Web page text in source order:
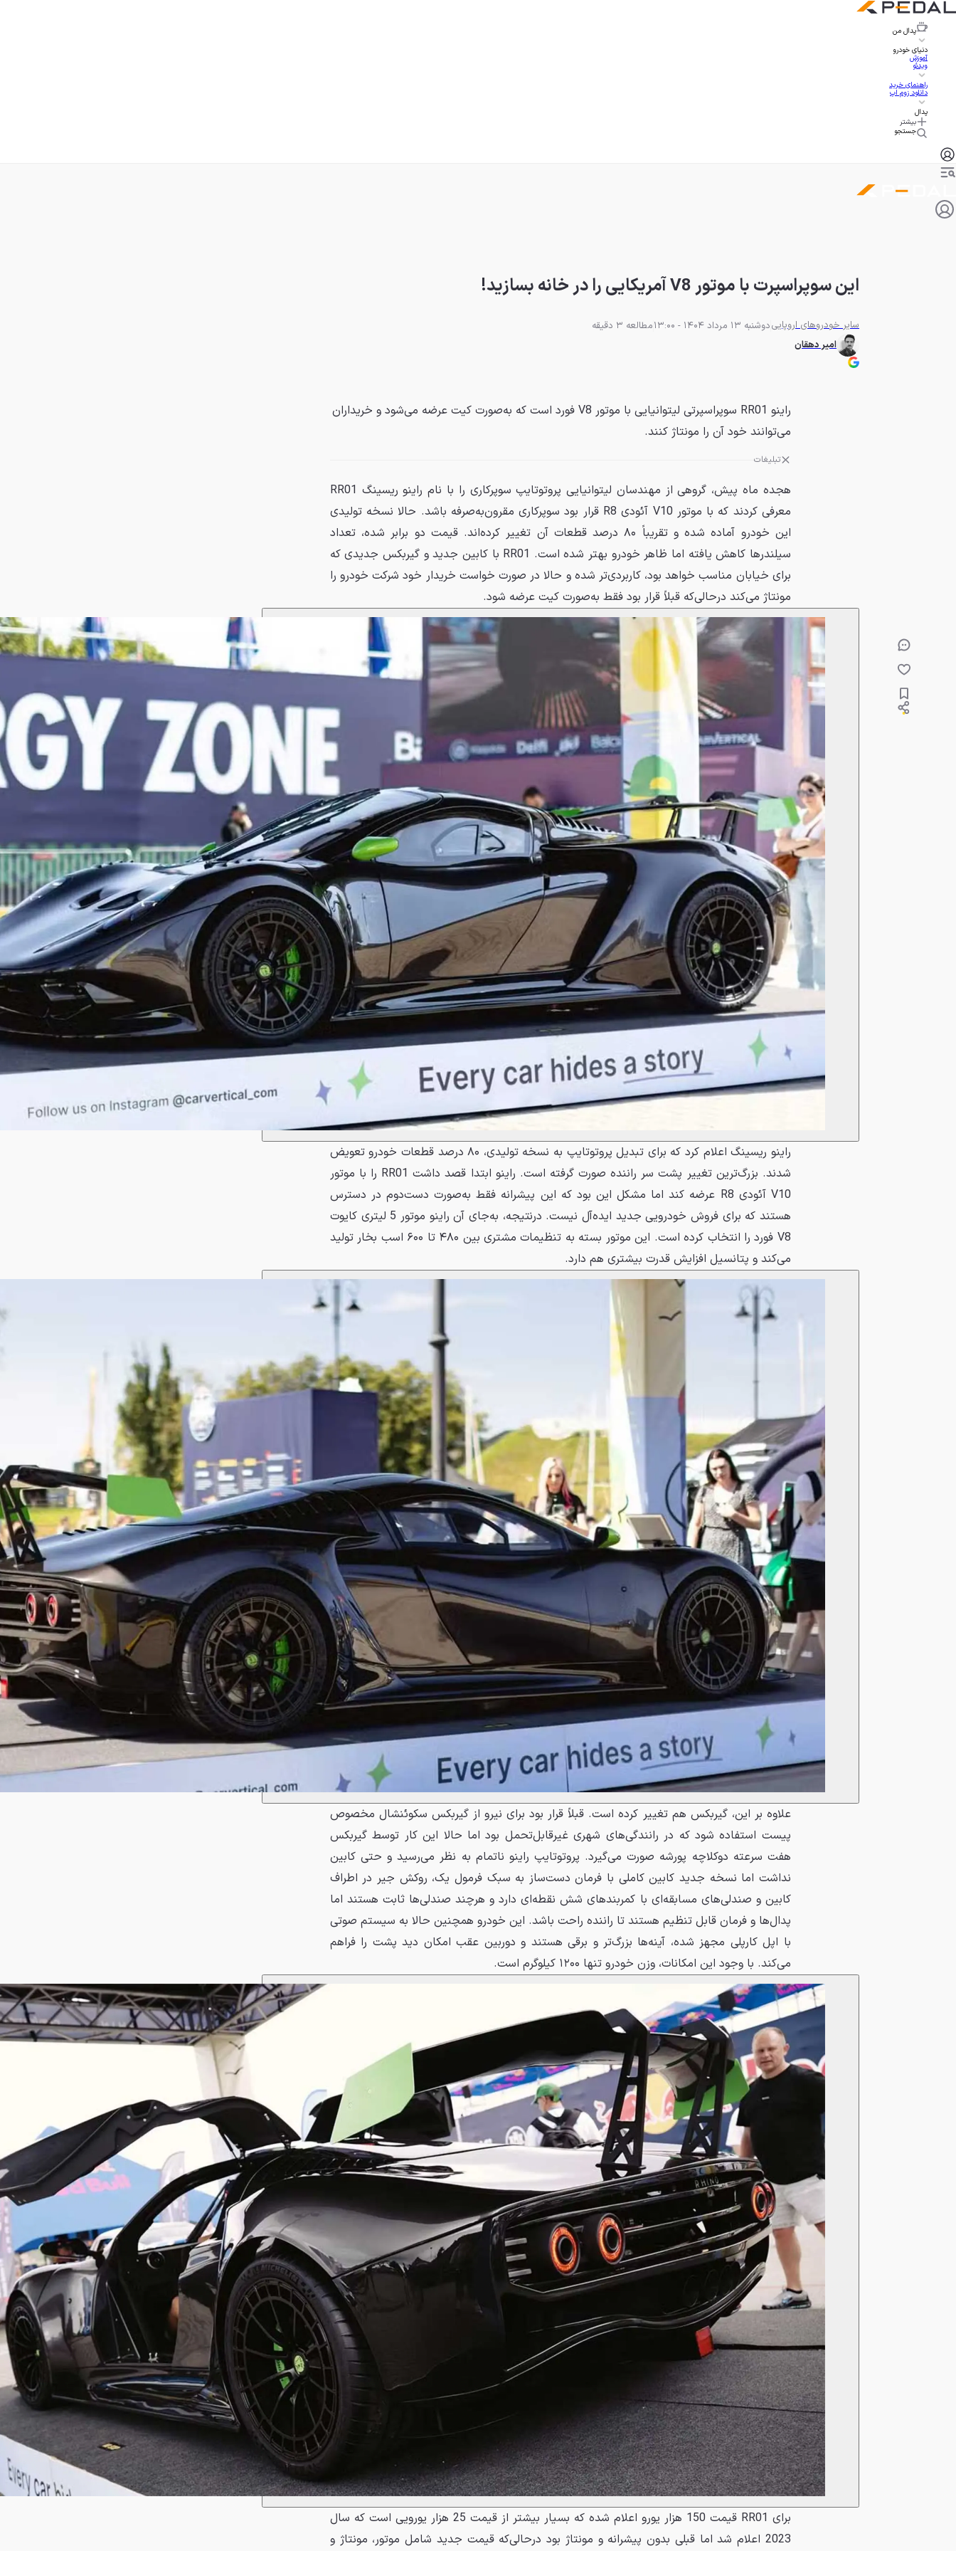
پدال من
دنیای خودرو
آموزش
ویدئو
راهنمای خرید
دانلود زوم اپ
پدال
بیشتر
جستجو
این سوپراسپرت با موتور V8 آمریکایی را در خانه بسازید!
سایر خودروهای اروپاییدوشنبه 13 مرداد 1404 - 13:00
مطالعه 3 دقیقه
امیر دهقان
راینو RR01 سوپراسپرتی لیتوانیایی با موتور V8 فورد است که به‌صورت کیت عرضه می‌شود و خریداران
می‌توانند خود آن را مونتاژ کنند.
تبلیغات
هجده ماه پیش، گروهی از مهندسان لیتوانیایی پروتوتایپ سوپرکاری را با نام راینو ریسینگ RR01
معرفی کردند که با موتور V10 آئودی R8 قرار بود سوپرکاری مقرون‌به‌صرفه باشد. حالا نسخه تولیدی
این خودرو آماده شده و تقریباً ۸۰ درصد قطعات آن تغییر کرده‌اند. قیمت دو برابر شده، تعداد
سیلندرها کاهش یافته اما ظاهر خودرو بهتر شده است. RR01 با کابین جدید و گیربکس جدیدی که
برای خیابان مناسب خواهد بود، کاربردی‌تر شده و حالا در صورت خواست خریدار خود شرکت خودرو را
مونتاژ می‌کند درحالی‌که قبلاً قرار بود فقط به‌صورت کیت عرضه شود.
راینو ریسینگ اعلام کرد که برای تبدیل پروتوتایپ به نسخه تولیدی، ۸۰ درصد قطعات خودرو تعویض
شدند. بزرگ‌ترین تغییر پشت سر راننده صورت گرفته است. راینو ابتدا قصد داشت RR01 را با موتور
V10 آئودی R8 عرضه کند اما مشکل این بود که این پیشرانه فقط به‌صورت دست‌دوم در دسترس
هستند که برای فروش خودرویی جدید ایده‌آل نیست. درنتیجه، به‌جای آن راینو موتور 5 لیتری کایوت
V8 فورد را انتخاب کرده است. این موتور بسته به تنظیمات مشتری بین ۴۸۰ تا ۶۰۰ اسب بخار تولید
می‌کند و پتانسیل افزایش قدرت بیشتری هم دارد.
علاوه بر این، گیربکس هم تغییر کرده است. قبلاً قرار بود برای نیرو از گیربکس سکوئنشال مخصوص
پیست استفاده شود که در رانندگی‌های شهری غیرقابل‌تحمل بود اما حالا این کار توسط گیربکس
هفت سرعته دوکلاچه پورشه صورت می‌گیرد. پروتوتایپ راینو ناتمام به نظر می‌رسید و حتی کابین
نداشت اما نسخه جدید کابین کاملی با فرمان دست‌ساز به سبک فرمول یک، روکش جیر در اطراف
کابین و صندلی‌های مسابقه‌ای با کمربندهای شش ‌نقطه‌ای دارد و هرچند صندلی‌ها ثابت هستند اما
پدال‌ها و فرمان قابل تنظیم هستند تا راننده راحت باشد. این خودرو همچنین حالا به سیستم صوتی
با اپل کارپلی مجهز شده، آینه‌ها بزرگ‌تر و برقی هستند و دوربین عقب امکان دید پشت را فراهم
می‌کند. با وجود این امکانات، وزن خودرو تنها ۱۲۰۰ کیلوگرم است.
برای RR01 قیمت 150 هزار یورو اعلام شده که بسیار بیشتر از قیمت 25 هزار یورویی است که سال
2023 اعلام شد اما قبلی بدون پیشرانه و مونتاژ بود درحالی‌که قیمت جدید شامل موتور، مونتاژ و